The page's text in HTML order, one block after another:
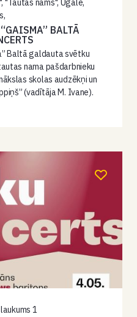
"Tautas nams", Ugāle,
BALTĀ
Baltā galdauta svētku
nama pašdarbnieku
skolas audzēkņi un
(vadītāja M. Ivane).
1